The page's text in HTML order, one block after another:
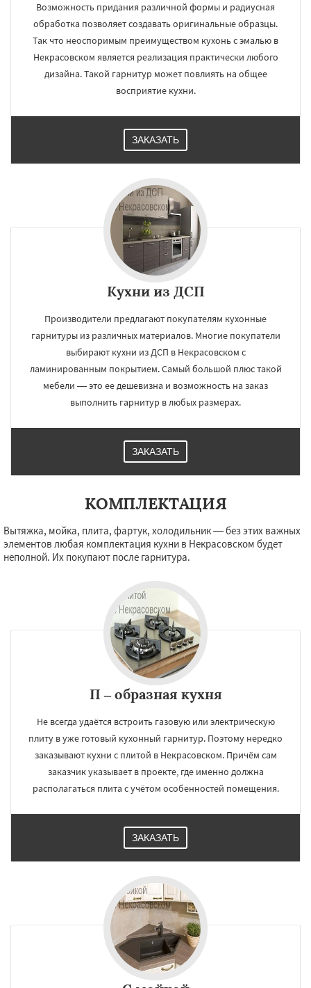
регионам
Октябрьский
Правдинский
Решетниково Родники Свердловск
Северный Софрино Томилино Тучково
Удельная Фосфоритный
Шаховская
Возможность придания различной формы и радиусная
обработка позволяет создавать оригинальные образцы.
Так что неоспоримым преимуществом кухонь с эмалью в
Некрасовском является реализация практически любого
дизайна. Такой гарнитур может повлиять на общее
восприятие кухни.
ЗАКАЗАТЬ
Кухни из ДСП
Производители предлагают покупателям кухонные
гарнитуры из различных материалов. Многие покупатели
выбирают кухни из ДСП в Некрасовском с
ламинированным покрытием. Самый большой плюс такой
мебели — это ее дешевизна и возможность на заказ
выполнить гарнитур в любых размерах.
ЗАКАЗАТЬ
КОМПЛЕКТАЦИЯ
Вытяжка, мойка, плита, фартук, холодильник — без этих важных
элементов любая комплектация кухни в Некрасовском будет
неполной. Их покупают после гарнитура.
П – образная кухня
Не всегда удаётся встроить газовую или электрическую
плиту в уже готовый кухонный гарнитур. Поэтому нередко
заказывают кухни с плитой в Некрасовском. Причём сам
заказчик указывает в проекте, где именно должна
располагаться плита с учётом особенностей помещения.
ЗАКАЗАТЬ
Даю согласие на обработку персональных данных